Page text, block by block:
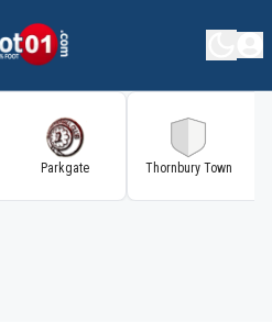
Parkgate Thornbury Town